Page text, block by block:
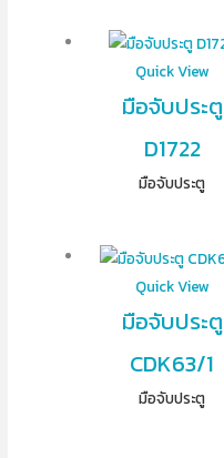
Quick View
มือจับประตู
D1722
มือจับประตู
Quick View
มือจับประตู
CDK63/1
มือจับประตู